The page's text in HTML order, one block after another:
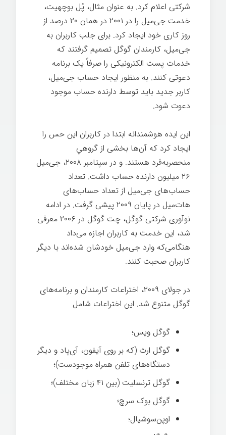
شرکتی اعلام كرد. به عنوان مثال، پُل بوچهیت،
خدمت جی‌میل
را در ۲۰۰۱ در همان ۲۰ درصد از
روز کاری خود ایجاد کرد. برای جلب کاربران به
جی‌میل، کارمندان گوگل تصمیم گرفتند که
خدمات پست الکترونیکی را صرفاً یک برنامه
دعوتی کنند. به منظور ایجاد حساب جی‌میل،
کاربر جدید باید توسط دارنده حساب موجود
دعوت شود.
این ایده هوشمندانه ابتدا در کاربران این حس را
ایجاد کرد که آن‌ها بخشی از گروهي
منحصربه‌فرد هستند. و در سپتامبر ۲۰۰۸، جی‌میل
۲۶ میلیون دارنده حساب داشت. تعداد
حساب‌های جی‌میل از تعداد حساب‌های
هات‌میل
در پایان ۲۰۰۹ پیشی گرفت. در ادامه
نوآوری شرکتی گوگل، چت
گوگل در ۲۰۰۶ معرفی
شد، این خدمت به کاربران اجازه می‌داد
هنگامی‌که وارد جی‌میل خودشان شده‌اند با دیگر
کاربران صحبت کنند.
در جولای ۲۰۰۹، اختراعات کارمندان و برنامه‌های
گوگل متنوع شد. این اختراعات شامل
گوگل ویس؛
گوگل ارث
(که بر روی آی‎فون، آی‌پاد و دیگر
دستگاه‌های تلفن همراه موجودست)؛
گوگل ترنسلیت (بین ۴۱ زبان مختلف)؛
گوگل بوک سرچ؛
اوپن‌سوشیال؛